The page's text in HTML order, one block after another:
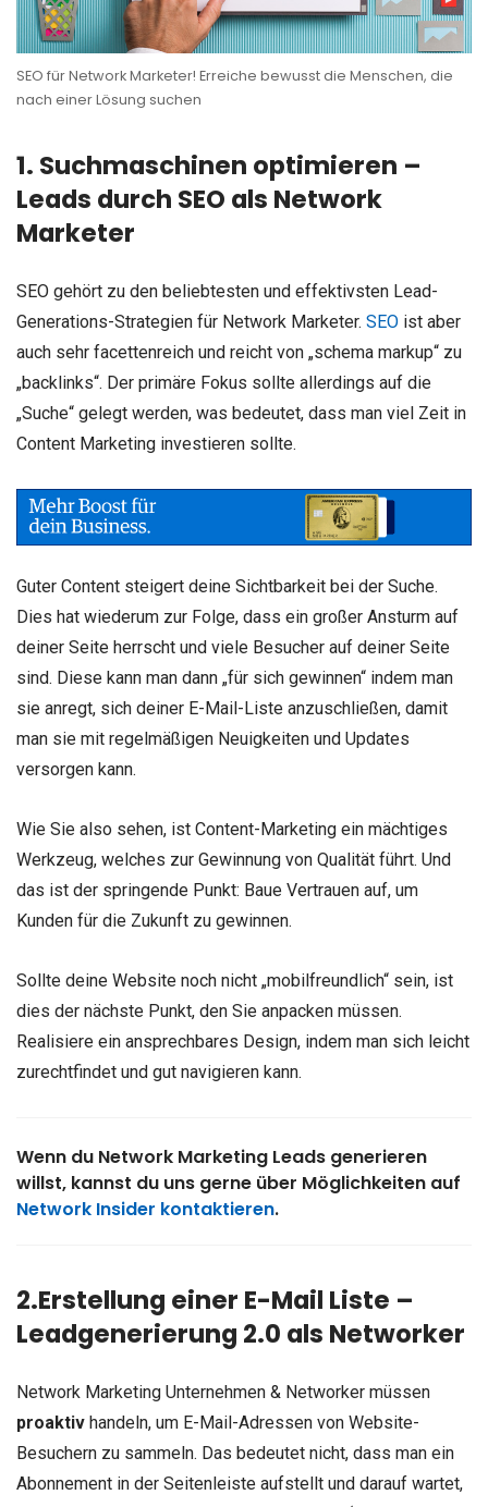
SEO für Network Marketer! Erreiche bewusst die Menschen, die
nach einer Lösung suchen
1. Suchmaschinen optimieren –
Leads durch SEO als Network
Marketer
SEO gehört zu den beliebtesten und effektivsten Lead-
Generations-Strategien für Network Marketer. SEO ist aber
auch sehr facettenreich und reicht von „schema markup“ zu
„backlinks“. Der primäre Fokus sollte allerdings auf die
„Suche“ gelegt werden, was bedeutet, dass man viel Zeit in
Content Marketing investieren sollte.
Guter Content steigert deine Sichtbarkeit bei der Suche.
Dies hat wiederum zur Folge, dass ein großer Ansturm auf
deiner Seite herrscht und viele Besucher auf deiner Seite
sind. Diese kann man dann „für sich gewinnen“ indem man
sie anregt, sich deiner E-Mail-Liste anzuschließen, damit
man sie mit regelmäßigen Neuigkeiten und Updates
versorgen kann.
Wie Sie also sehen, ist Content-Marketing ein mächtiges
Werkzeug, welches zur Gewinnung von Qualität führt. Und
das ist der springende Punkt: Baue Vertrauen auf, um
Kunden für die Zukunft zu gewinnen.
Sollte deine Website noch nicht „mobilfreundlich“ sein, ist
dies der nächste Punkt, den Sie anpacken müssen.
Realisiere ein ansprechbares Design, indem man sich leicht
zurechtfindet und gut navigieren kann.
Wenn du Network Marketing Leads generieren
willst, kannst du uns gerne über Möglichkeiten auf
Network Insider kontaktieren.
2.Erstellung einer E-Mail Liste –
Leadgenerierung 2.0 als Networker
Network Marketing Unternehmen & Networker müssen
proaktiv handeln, um E-Mail-Adressen von Website-
Besuchern zu sammeln. Das bedeutet nicht, dass man ein
Abonnement in der Seitenleiste aufstellt und darauf wartet,